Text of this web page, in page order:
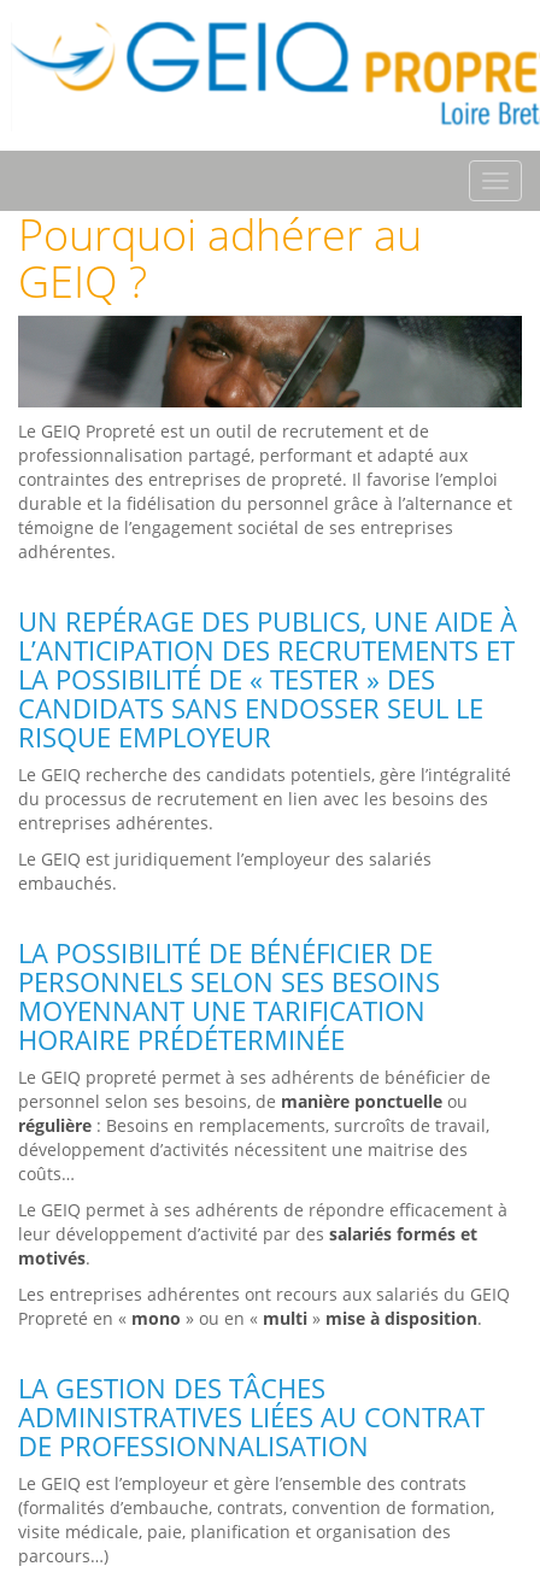
Pourquoi adhérer au
GEIQ ?
Le GEIQ Propreté est un outil de recrutement et de
professionnalisation partagé, performant et adapté aux
contraintes des entreprises de propreté. Il favorise l’emploi
durable et la fidélisation du personnel grâce à l’alternance et
témoigne de l’engagement sociétal de ses entreprises
adhérentes.
UN REPÉRAGE DES PUBLICS, UNE AIDE À
L’ANTICIPATION DES RECRUTEMENTS ET
LA POSSIBILITÉ DE « TESTER » DES
CANDIDATS SANS ENDOSSER SEUL LE
RISQUE EMPLOYEUR
Le GEIQ recherche des candidats potentiels, gère l’intégralité
du processus de recrutement en lien avec les besoins des
entreprises adhérentes.
Le GEIQ est juridiquement l’employeur des salariés
embauchés.
LA POSSIBILITÉ DE BÉNÉFICIER DE
PERSONNELS SELON SES BESOINS
MOYENNANT UNE TARIFICATION
HORAIRE PRÉDÉTERMINÉE
Le GEIQ propreté permet à ses adhérents de bénéficier de
personnel selon ses besoins, de manière ponctuelle ou
régulière : Besoins en remplacements, surcroîts de travail,
développement d’activités nécessitent une maitrise des
coûts…
Le GEIQ permet à ses adhérents de répondre efficacement à
leur développement d’activité par des salariés formés et
motivés.
Les entreprises adhérentes ont recours aux salariés du GEIQ
Propreté en « mono » ou en « multi » mise à disposition.
LA GESTION DES TÂCHES
ADMINISTRATIVES LIÉES AU CONTRAT
DE PROFESSIONNALISATION
Le GEIQ est l’employeur et gère l’ensemble des contrats
(formalités d’embauche, contrats, convention de formation,
visite médicale, paie, planification et organisation des
parcours…)